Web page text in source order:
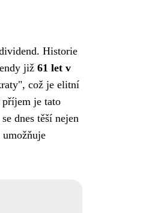
Historie
již 61 let v
což je elitní
je tato
dnes těší nejen